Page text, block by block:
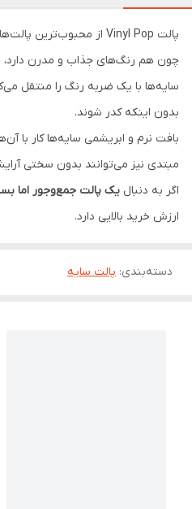
پالت Vinyl Pop از محبوب‌ترین پالت‌های شیگلم است؛ چرا؟
چون هم رنگ‌های جذاب و مدرن دارد،
سایه‌ها با یک ضربه رنگ را منتقل
بدون اینکه کدر شوند.
بافت نرم و ابریشمی سایه‌ها کار با
مبتدی نیز می‌توانند بدون سختی
اگر به دنبال یک پالت جمع‌وجور اما
ارزش خرید بالایی دارد.
دسته‌بندی: پالت سایه